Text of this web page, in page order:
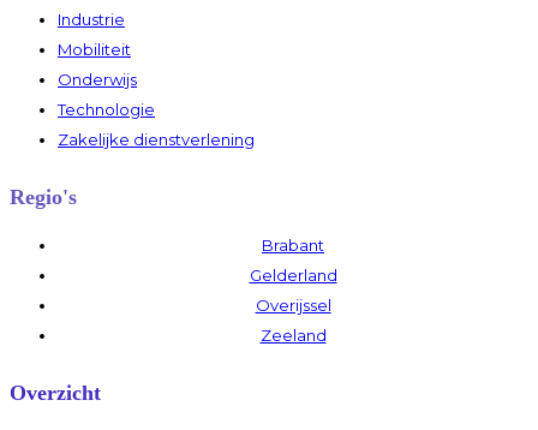
Industrie
Mobiliteit
Onderwijs
Technologie
Zakelijke dienstverlening
Regio's
Brabant
Gelderland
Overijssel
Zeeland
Overzicht